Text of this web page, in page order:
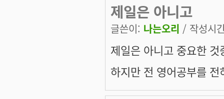
제일은 아니고
글쓴이: 나는오리 / 작성시
제일은 아니고 중요한
하지만 전 영어공부를